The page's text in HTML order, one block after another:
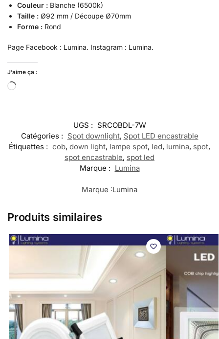
Couleur : Blanche (6500k)
Taille : Ø92 mm / Découpe Ø70mm
Forme : Rond
Page Facebook : Lumina. Instagram : Lumina.
J’aime ça :
UGS : SRCOBDL-7W
Catégories : Spot downlight, Spot LED encastrable
Étiquettes : cob, down light, lampe spot, led, lumina, spot,
spot encastrable, spot led
Marque : Lumina
Marque :Lumina
Produits similaires